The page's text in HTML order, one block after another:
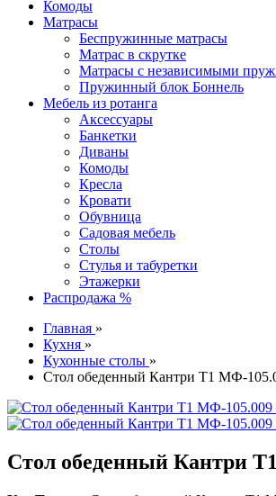
Комоды
Матрасы
Беспружинные матрасы
Матрас в скрутке
Матрасы с независимыми
Пружинный блок Боннель
Мебель из ротанга
Аксессуары
Банкетки
Диваны
Комоды
Кресла
Кровати
Обувница
Садовая мебель
Столы
Стулья и табуретки
Этажерки
Распродажа %
Главная »
Кухня »
Кухонные столы »
Стол обеденный Кантри Т1 МФ-
Стол обеденный Кантри